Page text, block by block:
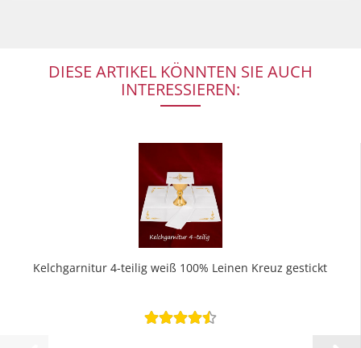
DIESE ARTIKEL KÖNNTEN SIE AUCH
INTERESSIEREN:
Kelchgarnitur 4-teilig weiß 100% Leinen Kreuz gestickt